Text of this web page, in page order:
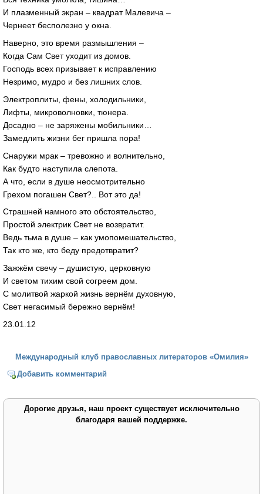
И плазменный экран – квадрат Малевича –
Чернеет бесполезно у окна.
Наверно, это время размышления –
Когда Сам Свет уходит из домов.
Господь всех призывает к исправлению
Незримо, мудро и без лишних слов.
Электроплиты, фены, холодильники,
Лифты, микроволновки, тюнера.
Досадно – не заряжены мобильники…
Замедлить жизни бег пришла пора!
Снаружи мрак – тревожно и волнительно,
Как будто наступила слепота.
А что, если в душе неосмотрительно
Грехом погашен Свет?.. Вот это да!
Страшней намного это обстоятельство,
Простой электрик Свет не возвратит.
Ведь тьма в душе – как умопомешательство,
Так кто же, кто беду предотвратит?
Зажжём свечу – душистую, церковную
И светом тихим свой согреем дом.
С молитвой жаркой жизнь вернём духовную,
Свет негасимый бережно вернём!
23.01.12
Международный клуб православных литераторов «Омилия»
Добавить комментарий
Дорогие друзья, наш проект существует исключительно
благодаря вашей поддержке.